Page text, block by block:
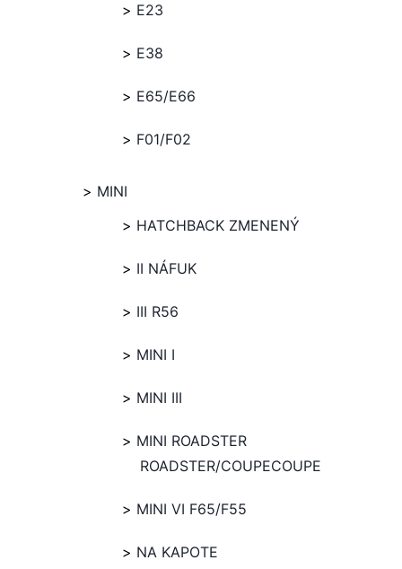
E23
E38
E65/E66
F01/F02
MINI
HATCHBACK ZMENENÝ
II NÁFUK
III R56
MINI I
MINI III
MINI ROADSTER
ROADSTER/COUPECOUPE
MINI VI F65/F55
NA KAPOTE